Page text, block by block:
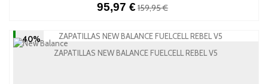
95,97 € 159,95 €
-40%
ZAPATILLAS NEW BALANCE FUELCELL REBEL V5